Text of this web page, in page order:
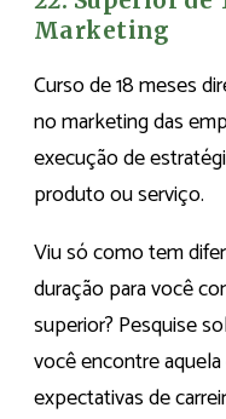
Marketing
Curso de 18 meses
no marketing das
execução de
produto ou serviço.
Viu só como tem
duração para você
superior? Pesquise
você encontre
expectativas de